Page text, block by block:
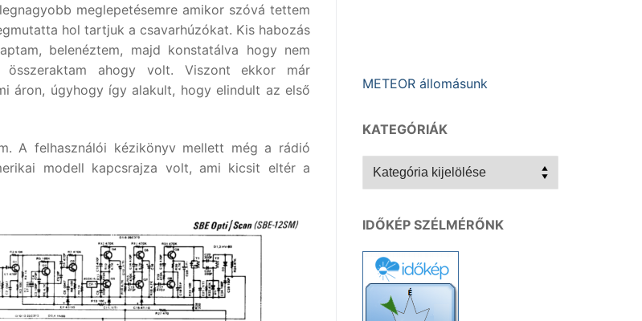
meglepetésemre amikor szóvá tettem
hol tartjuk a csavarhúzókat. Kis habozás
belenéztem, majd konstatálva hogy nem
ahogy volt. Viszont ekkor már
áron, úgyhogy így alakult, hogy elindult az első
A felhasználói kézikönyv mellett még a rádió
modell kapcsrajza volt, ami kicsit eltér a
METEOR állomásunk
KATEGÓRIÁK
Kategóriák
IDŐKÉP SZÉLMÉRŐNK